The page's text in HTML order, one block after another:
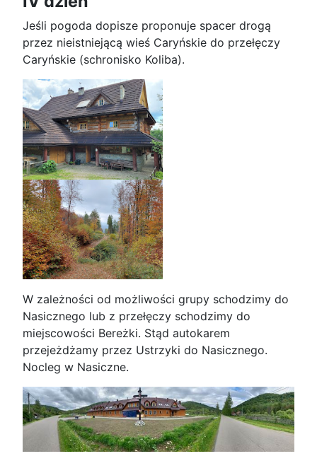
Jeśli pogoda dopisze proponuje spacer drogą
przez nieistniejącą wieś Caryńskie do przełęczy
Caryńskie (schronisko Koliba).
W zależności od możliwości grupy schodzimy do
Nasicznego lub z przełęczy schodzimy do
miejscowości Bereżki. Stąd autokarem
przejeżdżamy przez Ustrzyki do Nasicznego.
Nocleg w Nasiczne.